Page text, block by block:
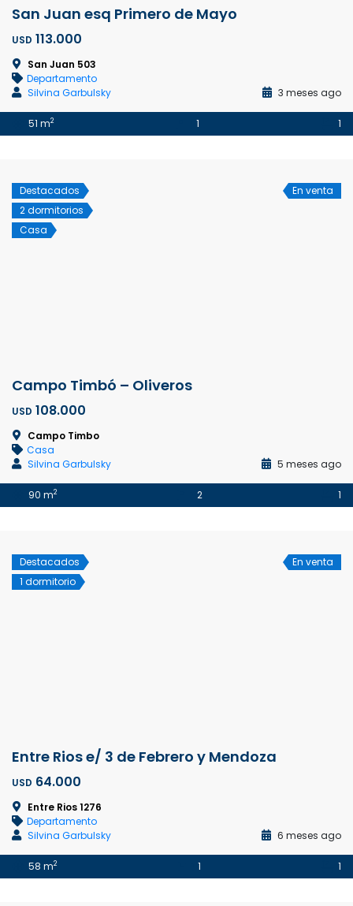
San Juan esq Primero de Mayo
USD 113.000
San Juan 503
Departamento
Silvina Garbulsky
3 meses ago
51 m2 1 1
Destacados
2 dormitorios
Casa
En venta
Campo Timbó – Oliveros
USD 108.000
Campo Timbo
Casa
Silvina Garbulsky
5 meses ago
90 m2 2 1
Destacados
1 dormitorio
En venta
Entre Rios e/ 3 de Febrero y Mendoza
USD 64.000
Entre Rios 1276
Departamento
Silvina Garbulsky
6 meses ago
58 m2 1 1